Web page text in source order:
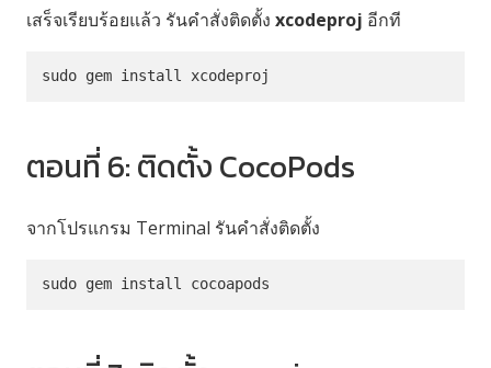
เสร็จเรียบร้อยแล้ว รันคำสั่งติดตั้ง xcodeproj อีกที
sudo gem install xcodeproj
ตอนที่ 6: ติดตั้ง CocoPods
จากโปรแกรม Terminal รันคำสั่งติดตั้ง
sudo gem install cocoapods